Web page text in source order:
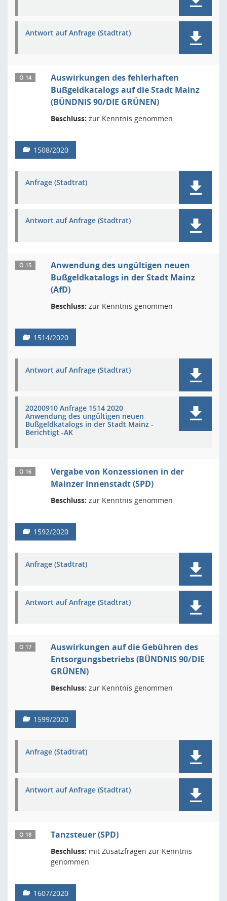
Antwort auf Anfrage (Stadtrat)
Ö 14
Auswirkungen des fehlerhaften
Bußgeldkatalogs auf die Stadt Mainz
(BÜNDNIS 90/DIE GRÜNEN)
Beschluss: zur Kenntnis genommen
1508/2020
Anfrage (Stadtrat)
Antwort auf Anfrage (Stadtrat)
Ö 15
Anwendung des ungültigen neuen
Bußgeldkatalogs in der Stadt Mainz
(AfD)
Beschluss: zur Kenntnis genommen
1514/2020
Antwort auf Anfrage (Stadtrat)
20200910 Anfrage 1514 2020
Anwendung des ungültigen neuen
Bußgeldkatalogs in der Stadt Mainz -
Berichtigt -AK
Ö 16
Vergabe von Konzessionen in der
Mainzer Innenstadt (SPD)
Beschluss: zur Kenntnis genommen
1592/2020
Anfrage (Stadtrat)
Antwort auf Anfrage (Stadtrat)
Ö 17
Auswirkungen auf die Gebühren des
Entsorgungsbetriebs (BÜNDNIS 90/DIE
GRÜNEN)
Beschluss: zur Kenntnis genommen
1599/2020
Anfrage (Stadtrat)
Antwort auf Anfrage (Stadtrat)
Ö 18 Tanzsteuer (SPD)
Beschluss: mit Zusatzfragen zur Kenntnis
genommen
1607/2020